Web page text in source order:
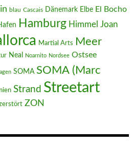
blau Cascais Dänemark Elbe El Bocho
Hamburg Himmel Joan
Martial Arts Meer
Neal Noarnito Nordsee Ostsee
SOMA SOMA (Marc
Strand Streetart
ZON